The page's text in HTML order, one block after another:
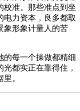
校准。那些准点到坐
电力资本，良多都取
象形象计量人的苦
每一个操做都精细
都实正在靠得住，
。